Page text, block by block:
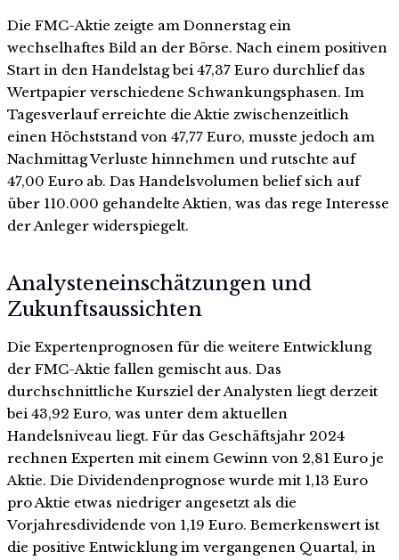
Die FMC-Aktie zeigte am Donnerstag ein
wechselhaftes Bild an der Börse. Nach einem positiven
Start in den Handelstag bei 47,37 Euro durchlief das
Wertpapier verschiedene Schwankungsphasen. Im
Tagesverlauf erreichte die Aktie zwischenzeitlich
einen Höchststand von 47,77 Euro, musste jedoch am
Nachmittag Verluste hinnehmen und rutschte auf
47,00 Euro ab. Das Handelsvolumen belief sich auf
über 110.000 gehandelte Aktien, was das rege Interesse
der Anleger widerspiegelt.
Analysteneinschätzungen und
Zukunftsaussichten
Die Expertenprognosen für die weitere Entwicklung
der FMC-Aktie fallen gemischt aus. Das
durchschnittliche Kursziel der Analysten liegt derzeit
bei 43,92 Euro, was unter dem aktuellen
Handelsniveau liegt. Für das Geschäftsjahr 2024
rechnen Experten mit einem Gewinn von 2,81 Euro je
Aktie. Die Dividendenprognose wurde mit 1,13 Euro
pro Aktie etwas niedriger angesetzt als die
Vorjahresdividende von 1,19 Euro. Bemerkenswert ist
die positive Entwicklung im vergangenen Quartal, in